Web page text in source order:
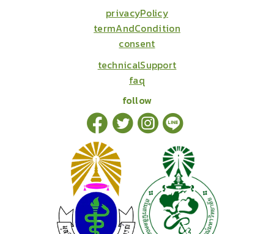
privacyPolicy
termAndCondition
consent
technicalSupport
faq
follow